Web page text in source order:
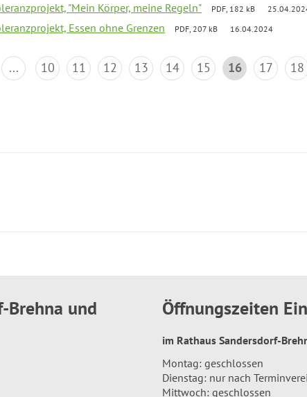
"Mein Körper, meine Regeln" PDF, 182 kB
Essen ohne Grenzen PDF, 207 kB 16.04.2024
... 10 11 12 13 14 15 16 17 18
Brehna und
Öffnungszeiten
im Rathaus Sandersdorf-
Montag: geschlossen
Dienstag: nur nach
Mittwoch: geschlossen